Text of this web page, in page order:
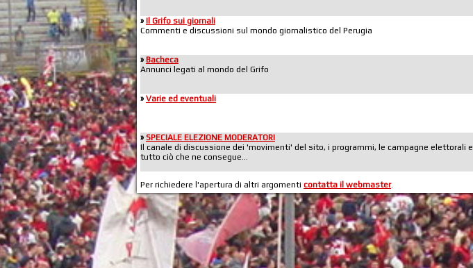
» Il Grifo sui giornali
Commenti e discussioni sul mondo giornalistico del Perugia
» Bacheca
Annunci legati al mondo del Grifo
» Varie ed eventuali
» SPECIALE ELEZIONE MODERATORI
Il canale di discussione dei 'movimenti' del sito, i programmi, le campagne elettorali e
tutto ciò che ne consegue...
Per richiedere l'apertura di altri argomenti contatta il webmaster.